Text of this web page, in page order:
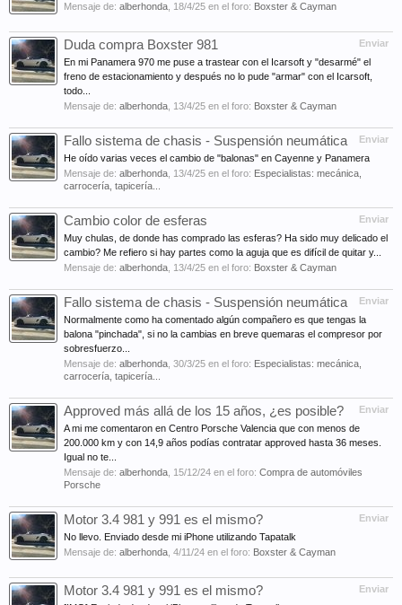
Mensaje de: alberhonda 18/4/25 en el foro: Boxster & Cayman
Enviar
Duda compra Boxster 981
En mi Panamera 970 me puse a trastear con el Icarsoft y "desarmé" el
freno de estacionamiento y después no lo pude "armar" con el Icarsoft,
todo...
Mensaje de: alberhonda 13/4/25 en el foro: Boxster & Cayman
Enviar
Fallo sistema de chasis - Suspensión neumática
He oído varias veces el cambio de "balonas" en Cayenne y Panamera
Mensaje de: alberhonda 13/4/25 en el foro: Especialistas: mecánica,
carrocería, tapicería...
Enviar
Cambio color de esferas
Muy chulas, de donde has comprado las esferas? Ha sido muy delicado el
cambio? Me refiero si hay partes como la aguja que es difícil de quitar y...
Mensaje de: alberhonda 13/4/25 en el foro: Boxster & Cayman
Enviar
Fallo sistema de chasis - Suspensión neumática
Normalmente como ha comentado algún compañero es que tengas la
balona "pinchada", si no la cambias en breve quemaras el compresor por
sobresfuerzo...
Mensaje de: alberhonda 30/3/25 en el foro: Especialistas: mecánica,
carrocería, tapicería...
Enviar
Approved más allá de los 15 años, ¿es posible?
A mi me comentaron en Centro Porsche Valencia que con menos de
200.000 km y con 14,9 años podías contratar approved hasta 36 meses.
Igual no te...
Mensaje de: alberhonda 15/12/24 en el foro: Compra de automóviles
Porsche
Enviar
Motor 3.4 981 y 991 es el mismo?
No llevo. Enviado desde mi iPhone utilizando Tapatalk
Mensaje de: alberhonda 4/11/24 en el foro: Boxster & Cayman
Enviar
Motor 3.4 981 y 991 es el mismo?